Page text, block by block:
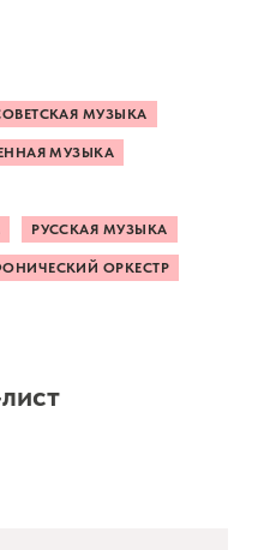
к 110-летию со
МУЗЫКА
МУЗЫКА
РУССКАЯ МУЗЫКА
ОРКЕСТР